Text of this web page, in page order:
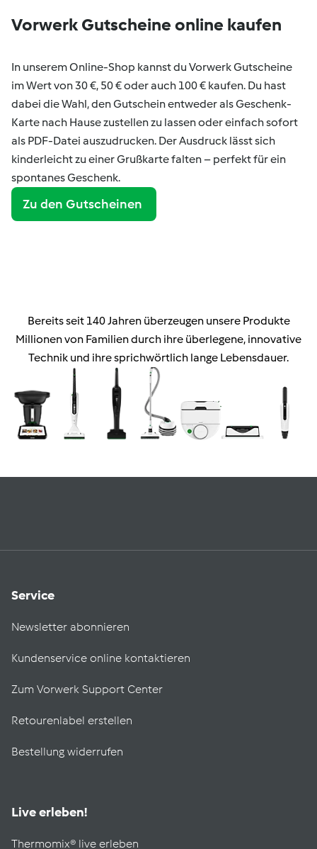
Vorwerk Gutscheine online kaufen
In unserem Online-Shop kannst du Vorwerk Gutscheine
im Wert von 30 €, 50 € oder auch 100 € kaufen. Du hast
dabei die Wahl, den Gutschein entweder als Geschenk-
Karte nach Hause zustellen zu lassen oder einfach sofort
als PDF-Datei auszudrucken. Der Ausdruck lässt sich
kinderleicht zu einer Grußkarte falten – perfekt für ein
spontanes Geschenk.
Zu den Gutscheinen
Bereits seit 140 Jahren überzeugen unsere Produkte
Millionen von Familien durch ihre überlegene, innovative
Technik und ihre sprichwörtlich lange Lebensdauer.
Service
Newsletter abonnieren
Kundenservice online kontaktieren
Zum Vorwerk Support Center
Retourenlabel erstellen
Bestellung widerrufen
Live erleben!
Thermomix® live erleben